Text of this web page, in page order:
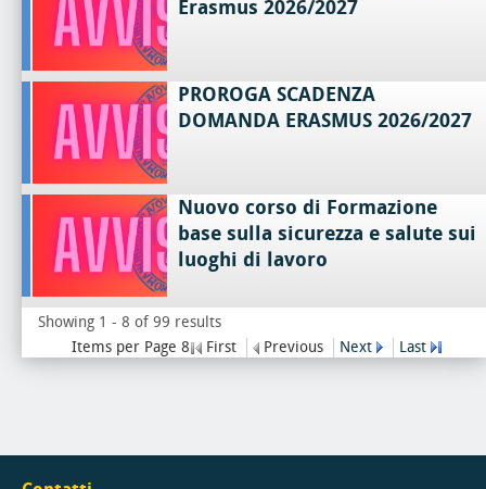
Erasmus 2026/2027
PROROGA SCADENZA
DOMANDA ERASMUS 2026/2027
Nuovo corso di Formazione
base sulla sicurezza e salute sui
luoghi di lavoro
Showing 1 - 8 of 99 results
Items per Page 8
First Previous Next Last